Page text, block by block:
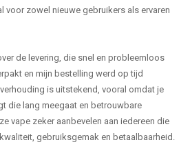
voor zowel nieuwe gebruikers als ervaren
de levering, die snel en probleemloos
en mijn bestelling werd op tijd
is uitstekend, vooral omdat je
die lang meegaat en betrouwbare
vape zeker aanbevelen aan iedereen die
gebruiksgemak en betaalbaarheid.